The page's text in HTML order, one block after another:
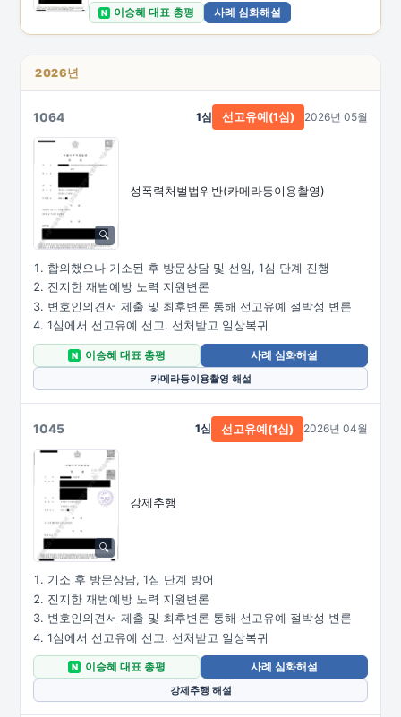
N 이승혜 대표 총평 사례 심화해설
2026년
1064
성폭력처벌법위반(카메라등이용촬영)
1심 선고유예(1심) 2026년 05월
합의했으나 기소된 후 방문상담 및 선임, 1심 단계 진행
진지한 재범예방 노력 지원변론
변호인의견서 제출 및 최후변론 통해 선고유예 절박성 변론
1심에서 선고유예 선고. 선처받고 일상복귀
N 이승혜 대표 총평
사례 심화해설
카메라등이용촬영 해설
1045
강제추행
1심 선고유예(1심) 2026년 04월
기소 후 방문상담, 1심 단계 방어
진지한 재범예방 노력 지원변론
변호인의견서 제출 및 최후변론 통해 선고유예 절박성 변론
1심에서 선고유예 선고. 선처받고 일상복귀
N 이승혜 대표 총평
사례 심화해설
강제추행 해설